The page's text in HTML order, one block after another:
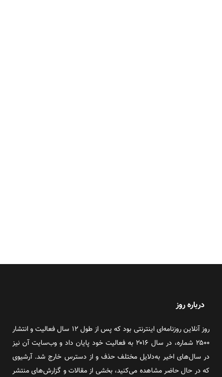
درباره روز
روز آنلاین روزنامه‌ای اینترنتی بود که پس از طول ۱۲ سال فعالیت و انتشار
۲۵۰۰ شماره، در سال ۲۰۱۶ به فعالیت خود پایان داد و وب‌سایت آن نیز
در سال‌های اخیر به‌دلایل مختلف حذف و از دسترس خارج شد. آرشیوی
که در حال حاضر مشاهده می‌کنید، بخشی از مقالات و گزارش‌های منتشر